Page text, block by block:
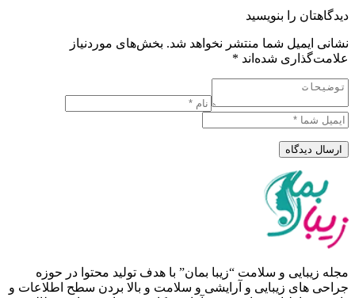
دیدگاهتان را بنویسید
نشانی ایمیل شما منتشر نخواهد شد. بخش‌های موردنیاز
علامت‌گذاری شده‌اند *
ارسال دیدگاه
مجله زیبایی و سلامت “زیبا بمان” با هدف تولید محتوا در حوزه
جراحی های زیبایی و آرایشی و سلامت و بالا بردن سطح اطلاعات و